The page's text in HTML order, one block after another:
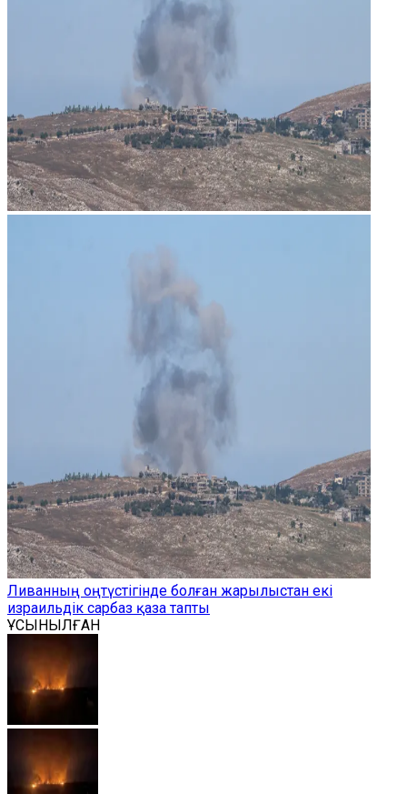
Ливанның оңтүстігінде болған жарылыстан екі
израильдік сарбаз қаза тапты
ҰСЫНЫЛҒАН